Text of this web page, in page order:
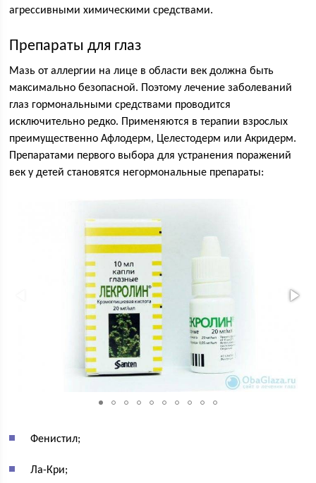
агрессивными химическими средствами.
Препараты для глаз
Мазь от аллергии на лице в области век должна быть
максимально безопасной. Поэтому лечение заболеваний
глаз гормональными средствами проводится
исключительно редко. Применяются в терапии взрослых
преимущественно Афлодерм, Целестодерм или Акридерм.
Препаратами первого выбора для устранения поражений
век у детей становятся негормональные препараты:
Фенистил;
Ла-Кри;